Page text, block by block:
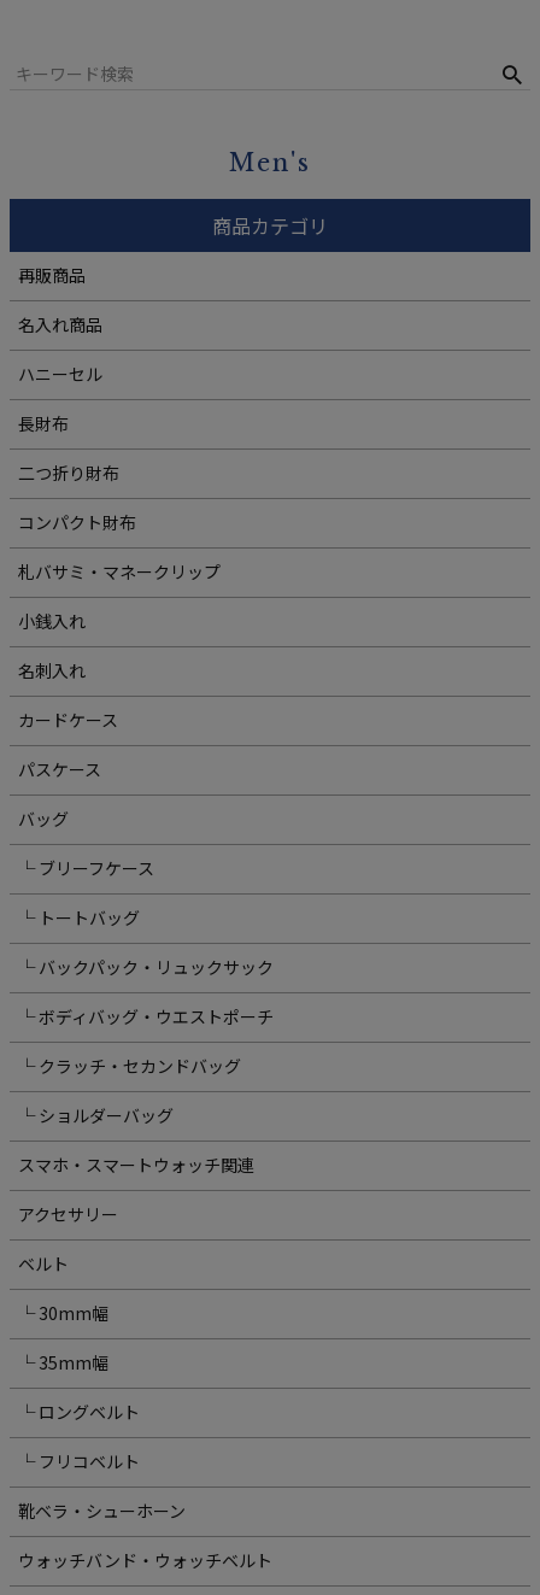
Men's
商品カテゴリ
再販商品
名入れ商品
ハニーセル
長財布
二つ折り財布
コンパクト財布
札バサミ・マネークリップ
小銭入れ
名刺入れ
カードケース
パスケース
バッグ
└ ブリーフケース
└ トートバッグ
└ バックパック・リュックサック
└ ボディバッグ・ウエストポーチ
└ クラッチ・セカンドバッグ
└ ショルダーバッグ
スマホ・スマートウォッチ関連
アクセサリー
ベルト
└ 30mm幅
└ 35mm幅
└ ロングベルト
└ フリコベルト
靴ベラ・シューホーン
ウォッチバンド・ウォッチベルト